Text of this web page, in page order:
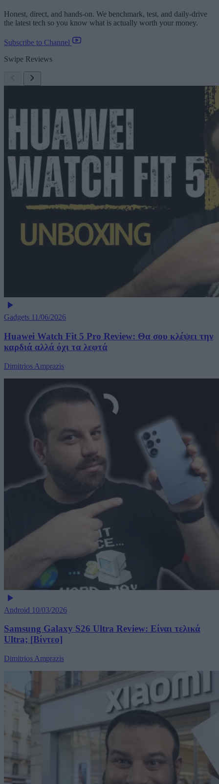
Honest, direct, and hands-on. We benchmark, test, and daily-drive
the latest tech so you know what is actually worth your money.
Subscribe to Channel
Swipe Reviews
Gadgets 11/06/2026
Huawei Watch Fit 5 Pro Review: Θα σου κλέψει την
καρδιά αλλά όχι τα λεφτά
Dimitrios Amprazis
Android 10/03/2026
Samsung Galaxy S26 Ultra Review: Είναι τελικά
Ultra; [Βίντεο]
Dimitrios Amprazis